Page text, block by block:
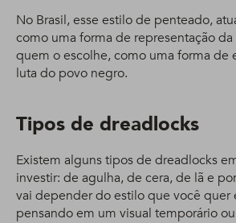
No Brasil, esse estilo de penteado,
como uma forma de representação
quem o escolhe, como uma forma de
luta do povo negro.
Tipos de dreadlocks
Existem alguns tipos de dreadlocks
investir: de agulha, de cera, de lã e
vai depender do estilo que você quer
pensando em um visual temporário